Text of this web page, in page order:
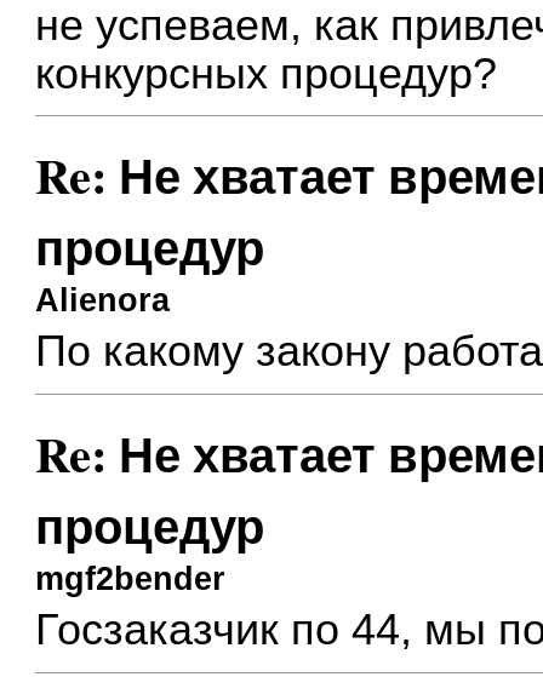
не успеваем, как
конкурсных процедур?
Re: Не хватает
процедур
Alienora
По какому закону
Re: Не хватает
процедур
mgf2bender
Госзаказчик по 44, мы